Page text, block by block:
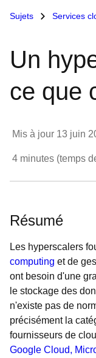
Sujets Services
Un
ce que
Mis à jour 13 juin
4 minutes (temps
Résumé
Les hyperscalers
computing et de
ont besoin d'une
le stockage des
n'existe pas de
précisément la
fournisseurs de
Google Cloud,